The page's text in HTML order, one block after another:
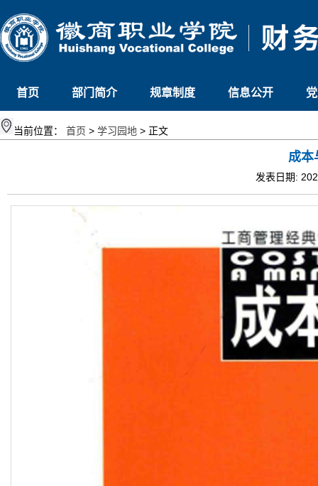
首页 部门简介 规章制度 信息公开
当前位置： 首页 > 学习园地 > 正文
成本
发表日期: